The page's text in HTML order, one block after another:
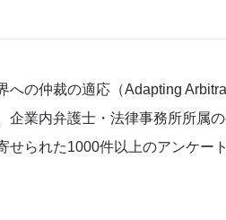
への仲裁の適応（Adapting
企業内弁護士・法律事務所所属
せられた1000件以上のアンケー